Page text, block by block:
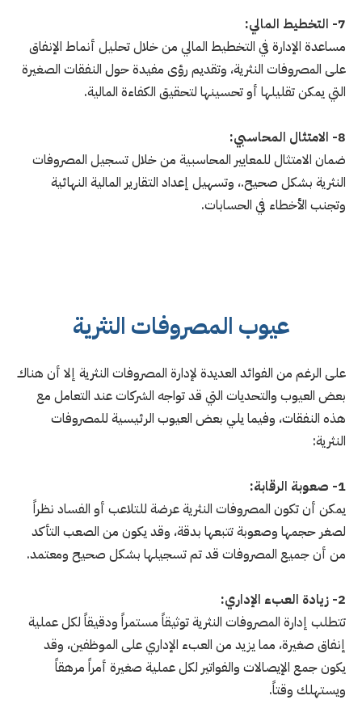
7- التخطيط المالي:
مساعدة الإدارة في التخطيط المالي من خلال تحليل أنماط الإنفاق
على المصروفات النثرية، وتقديم رؤى مفيدة حول النفقات الصغيرة
التي يمكن تقليلها أو تحسينها لتحقيق الكفاءة المالية.
8- الامتثال المحاسبي:
ضمان الامتثال للمعايير المحاسبية من خلال تسجيل المصروفات
النثرية بشكل صحيح.، وتسهيل إعداد التقارير المالية النهائية
وتجنب الأخطاء في الحسابات.
عيوب المصروفات النثرية
على الرغم من الفوائد العديدة لإدارة المصروفات النثرية إلا أن هناك
بعض العيوب والتحديات التي قد تواجه الشركات عند التعامل مع
هذه النفقات، وفيما يلي بعض العيوب الرئيسية للمصروفات
النثرية:
1- صعوبة الرقابة:
يمكن أن تكون المصروفات النثرية عرضة للتلاعب أو الفساد نظراً
لصغر حجمها وصعوبة تتبعها بدقة، وقد يكون من الصعب التأكد
من أن جميع المصروفات قد تم تسجيلها بشكل صحيح ومعتمد.
2- زيادة العبء الإداري:
تتطلب إدارة المصروفات النثرية توثيقاً مستمراً ودقيقاً لكل عملية
إنفاق صغيرة، مما يزيد من العبء الإداري على الموظفين، وقد
يكون جمع الإيصالات والفواتير لكل عملية صغيرة أمراً مرهقاً
ويستهلك وقتاً.